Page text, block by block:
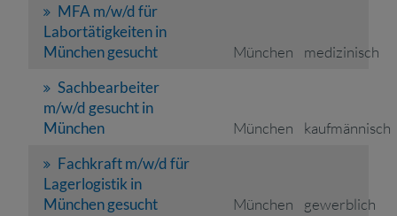
MFA m/w/d für
Labortätigkeiten in
München gesucht
München
medizinisch
Sachbearbeiter
m/w/d gesucht in
München
München
kaufmännisch
Fachkraft m/w/d für
Lagerlogistik in
München gesucht
München gewerblich